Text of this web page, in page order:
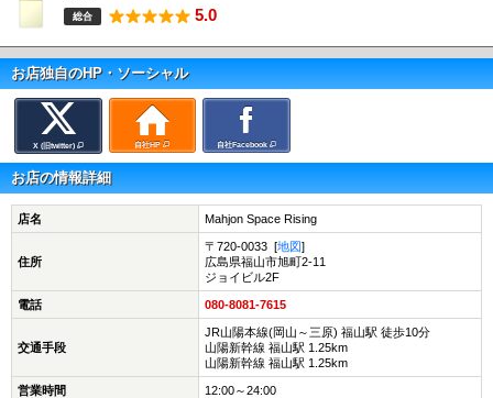
総合 5.0
お店独自のHP・ソーシャル
X (旧twitter) 自社HP 自社Facebook
お店の情報詳細
店名 Mahjon Space Rising
住所
〒720-0033 [地図]
広島県福山市旭町2-11
ジョイビル2F
電話 080-8081-7615
交通手段
JR山陽本線(岡山～三原) 福山駅 徒歩10分
山陽新幹線 福山駅 1.25km
山陽新幹線 福山駅 1.25km
営業時間 12:00～24:00